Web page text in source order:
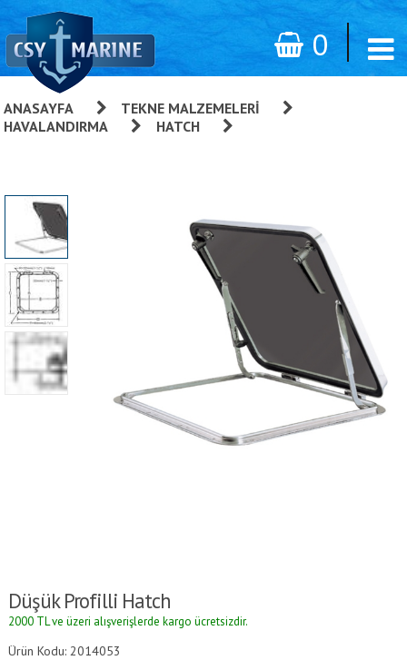
0
ANASAYFA TEKNE MALZEMELERI
HAVALANDIRMA
HATCH
Düşük Profilli Hatch
2000 TL ve üzeri alışverişlerde kargo ücretsizdir.
Ürün Kodu: 2014053